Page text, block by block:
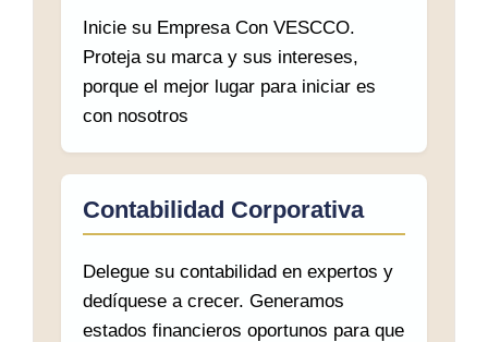
Inicie su Empresa Con VESCCO.
Proteja su marca y sus intereses,
porque el mejor lugar para iniciar es
con nosotros
Contabilidad Corporativa
Delegue su contabilidad en expertos y
dedíquese a crecer. Generamos
estados financieros oportunos para que